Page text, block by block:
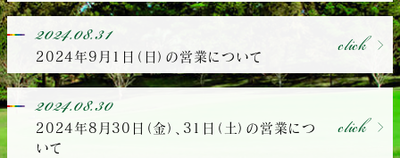
2024.08.31
2024年9月1日（日）の営業について click
2024.08.30
2024年8月30日（金）、31日（土）の営業につ
いて
click